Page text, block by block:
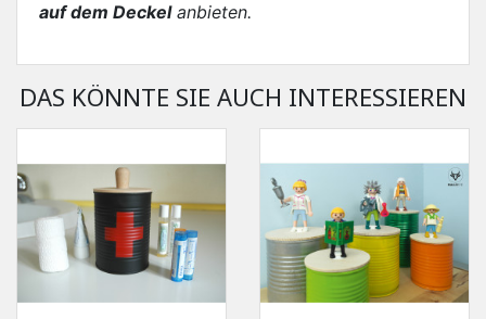
auf dem Deckelanbieten.
DAS KÖNNTE SIE AUCH INTERESSIEREN